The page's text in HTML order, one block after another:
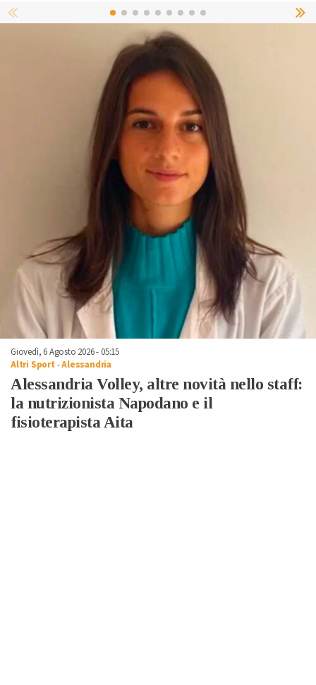
Giovedì, 6 Agosto 2026 - 05:15
Altri Sport -Alessandria
Alessandria Volley, altre novità nello staff:
la nutrizionista Napodano e il
fisioterapista Aita